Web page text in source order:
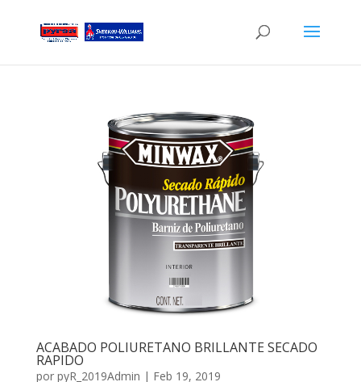
ACABADO POLIURETANO BRILLANTE SECADO
RAPIDO
por pyR_2019Admin | Feb 19, 2019